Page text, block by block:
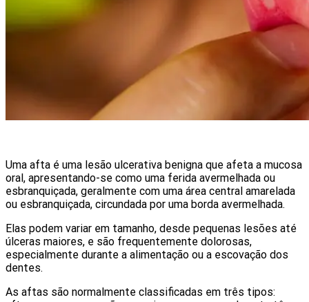
Uma afta é uma lesão ulcerativa benigna que afeta a mucosa
oral, apresentando-se como uma ferida avermelhada ou
esbranquiçada, geralmente com uma área central amarelada
ou esbranquiçada, circundada por uma borda avermelhada.
Elas podem variar em tamanho, desde pequenas lesões até
úlceras maiores, e são frequentemente dolorosas,
especialmente durante a alimentação ou a escovação dos
dentes.
As aftas são normalmente classificadas em três tipos: